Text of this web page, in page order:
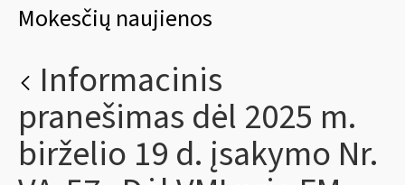
Mokesčių naujienos
Informacinis
pranešimas dėl 2025 m.
birželio 19 d. įsakymo Nr.